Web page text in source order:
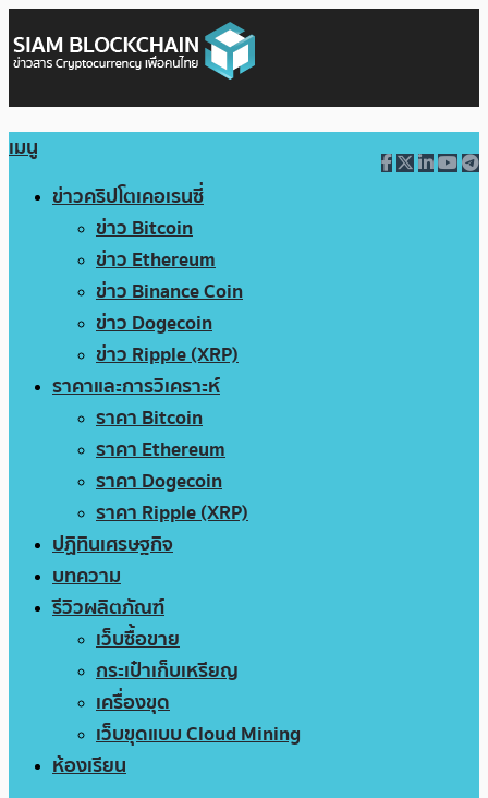
เมนู
ข่าวคริปโตเคอเรนซี่
ข่าว Bitcoin
ข่าว Ethereum
ข่าว Binance Coin
ข่าว Dogecoin
ข่าว Ripple (XRP)
ราคาและการวิเคราะห์
ราคา Bitcoin
ราคา Ethereum
ราคา Dogecoin
ราคา Ripple (XRP)
ปฏิทินเศรษฐกิจ
บทความ
รีวิวผลิตภัณฑ์
เว็บซื้อขาย
กระเป๋าเก็บเหรียญ
เครื่องขุด
เว็บขุดแบบ Cloud Mining
ห้องเรียน